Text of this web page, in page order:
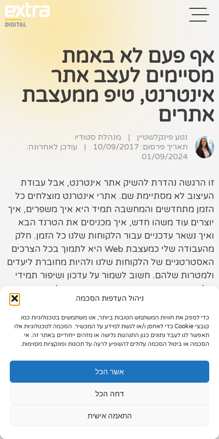
ניהול העדפות הסכמה
כדי לספק את חוויות המשתמש הטובות ביותר, אנו משתמשים בטכנולוגיות כמו
קובצי Cookie כדי לאחסן ו/או לגשת למידע על המכשיר. הסכמה לטכנולוגיות אלו
תאפשר לנו לעבד נתונים כגון התנהגות גלישה או מזהים ייחודיים באתר זה. אי
הסכמה או ביטול הסכמה עלולים להשפיע לרעה על תכונות ופונקציות מסוימות.
אשר הכל
דחה הכל
התאמה אישית
בית
בניית אתרים
קידום אתרים
פרסום בגוגל
רשתות חברתיות
שיווק לאתרי
סחר
קייס סטאדי
תיק עבודות
צור קשר
073-7028000
הפלד 7, חולון
info@extra.co.il
אף פעם לא באמת
מסיימים לעצב אתר
אינטרנט, טיפ ממעצבת
אתרים
נטע פינקלשטיין |
מנהלת סטודיו
תאריך פרסום: 10/09/2017
|
עודכן לאחרונה:
01/09/2024
זו הרגשה נהדרת להשיק אתר אינטרנט, אבל עבודת
העיצוב לא מסתיימת שם. אתרי אינטרנט מוצלחים כל
הזמן מתחדשים והמחשבה תמיד היא איך משפרים, איך
יוצרים עוד משהו חדש, איך מכניסים את הטרנד הבא
ואיך נשאר עדכניים עבור הלקוחות שלנו כל הזמן. חלק
מהעבודה שלי כמעצבת Web היא לתמוך בכל הצרכים
האסטרטגיים של הלקוחות שלנו ולהיות מחוברת ליעדים
ולמטרות שלהם. חשוב לשמור על עדכון ושיפור תמידי
של אתר האינטרנט כך תישארו עדכניים כל הזמן.